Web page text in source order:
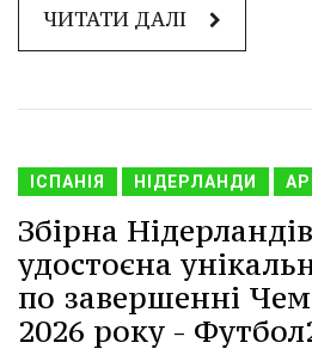
ЧИТАТИ ДАЛІ
ІСПАНІЯ НІДЕРЛАНДИ
Збірна
удостоєна
по завершенні
2026 року -